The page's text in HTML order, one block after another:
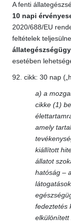
A fenti
10 napi
2020/688/EU
feltételek
esetében
92. cikk: 30 nap
a) a
cikke (1)
amely
kiállított
állatot
hatóság –
fedeztetés
elkülönített